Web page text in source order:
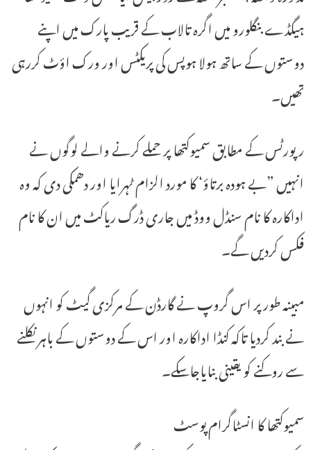
ہیگڈے بنگلورو میں اگرہ تالاب کے قریب پارک میں اپنے
دوستوں کے ساتھ ہولا ہوپس کی پریکٹس اور ورک اؤٹ کررہی
تھیں۔
رپورٹس کے مطابق سمیوکتھا پر حملے کرنے والے لوگوں نے
انہیں ”بے ہودہ برتاؤ‘ کا مورد الزام ٹہرایا اور دھمکی دی کہ وہ
اداکارہ کا نام سنڈل ووڈ میں جاری ڈرگ ریاکٹ میں ان کا نام
فکس کردیں گے۔
مبینہ طور پر اس گروپ نے گارڈن کے مرکزی گیٹ کو انہوں
نے بند کردیا تاکہ کنڈا اداکارہ اور اس کے دوستوں کے باہر نکلنے
سے روکنے کو یقینی بنایاجاسکے۔
سمیوکتھا کا انسٹاگرام پوسٹ